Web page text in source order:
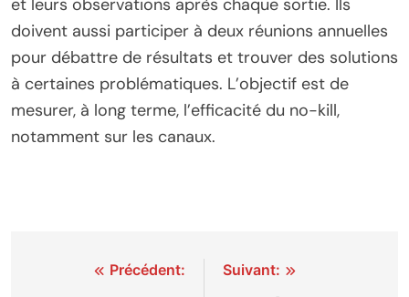
doivent aussi participer à deux réunions annuelles
pour débattre de résultats et trouver des solutions
à certaines problématiques. L’objectif est de
mesurer, à long terme, l’efficacité du no-kill,
notamment sur les canaux.
NavigationPrécédent:
Suivant: